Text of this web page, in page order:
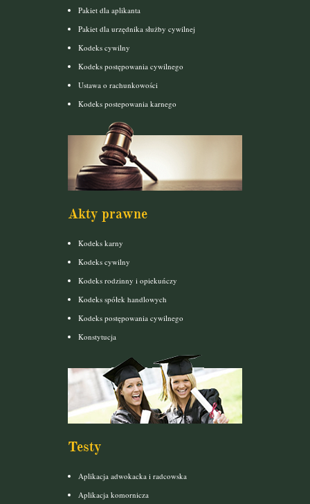
Pakiet dla aplikanta
Pakiet dla urzędnika służby cywilnej
Kodeks cywilny
Kodeks postępowania cywilnego
Ustawa o rachunkowości
Kodeks postepowania karnego
Akty prawne
Kodeks karny
Kodeks cywilny
Kodeks rodzinny i opiekuńczy
Kodeks spółek handlowych
Kodeks postępowania cywilnego
Konstytucja
Testy
Aplikacja adwokacka i radcowska
Aplikacja komornicza